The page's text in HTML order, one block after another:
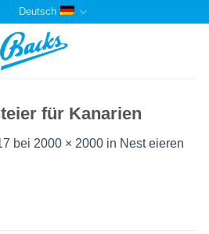
Deutsch
für Kanarien
bei 2000 × 2000 in Nest eieren